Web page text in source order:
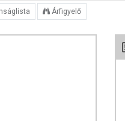
Árfigyelő